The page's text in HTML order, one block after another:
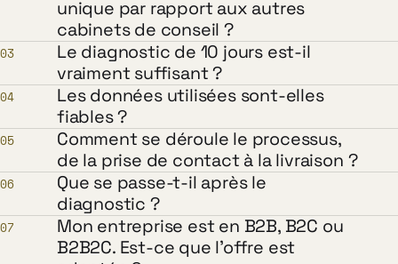
unique par rapport aux autres
cabinets de conseil ?
03
Le diagnostic de 10 jours est-il
vraiment suffisant ?
04
Les données utilisées sont-elles
fiables ?
05
Comment se déroule le processus,
de la prise de contact à la livraison ?
06
Que se passe-t-il après le
diagnostic ?
07
Mon entreprise est en B2B, B2C ou
B2B2C. Est-ce que l'offre est